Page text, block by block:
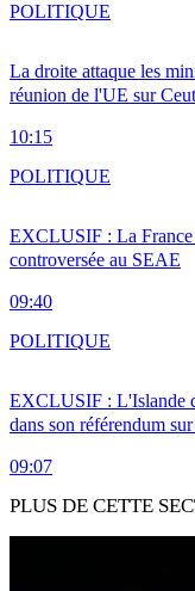
La droite attaque les
réunion de l'UE sur
10:15
POLITIQUE
EXCLUSIF : La France
controversée au SEAE
09:40
POLITIQUE
EXCLUSIF : L'Islande
dans son référendum
09:07
POLITIQUE
PLUS DE CETTE